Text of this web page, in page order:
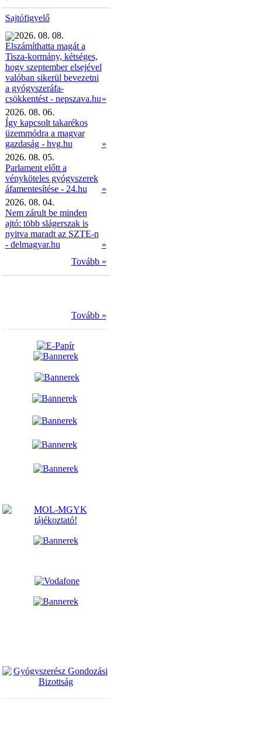
Sajtófigyelő
2026. 08. 08.
Elszámíthatta magát a
Tisza-kormány, kétséges,
hogy szeptember elsejével
valóban sikerül bevezetni
a gyógyszeráfa-
csökkentést - nepszava.hu»
2026. 08. 06.
Így kapcsolt takarékos
üzemmódra a magyar
gazdaság - hvg.hu
»
2026. 08. 05.
Parlament előtt a
vényköteles gyógyszerek
áfamentesítése - 24.hu
»
2026. 08. 04.
Nem zárult be minden
ajtó: több slágerszak is
nyitva maradt az SZTE-n
- delmagyar.hu
»
Tovább »
Tovább »